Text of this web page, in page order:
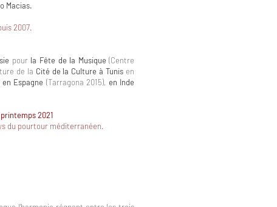
Macias.
2007.
pour la Fête de la Musique (Centre
de la Cité de la Culture à Tunis en
en Espagne (Tarragona 2015), en Inde
2021
du pourtour méditerranéen.